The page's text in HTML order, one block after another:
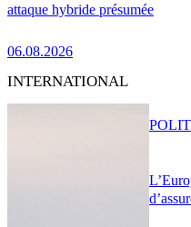
attaque hybride présumée
06.08.2026
INTERNATIONAL